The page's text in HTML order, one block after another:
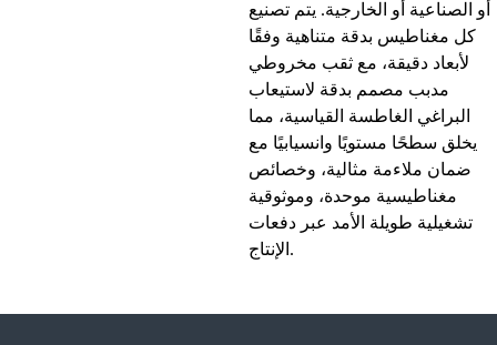
أو الصناعية أو الخارجية. يتم تصنيع
كل مغناطيس بدقة متناهية وفقًا
لأبعاد دقيقة، مع ثقب مخروطي
مدبب مصمم بدقة لاستيعاب
البراغي الغاطسة القياسية، مما
يخلق سطحًا مستويًا وانسيابيًا مع
ضمان ملاءمة مثالية، وخصائص
مغناطيسية موحدة، وموثوقية
تشغيلية طويلة الأمد عبر دفعات
الإنتاج.